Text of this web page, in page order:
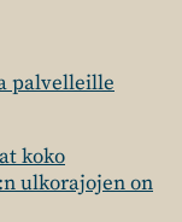
palvelleille
koko
ulkorajojen on